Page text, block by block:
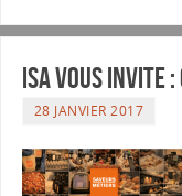
Isa vous invite :
28 JANVIER 2017